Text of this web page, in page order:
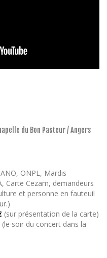
du Bon Pasteur / Angers
ONPL, Mardis
Carte Cezam, demandeurs
et personne en fauteuil
(sur présentation de la carte)
soir du concert dans la